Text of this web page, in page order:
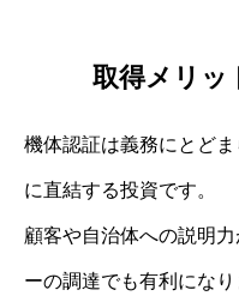
取得メリッ
機体認証は義務にとど
に直結する投資です。
顧客や自治体への説明
ーの調達でも有利になり